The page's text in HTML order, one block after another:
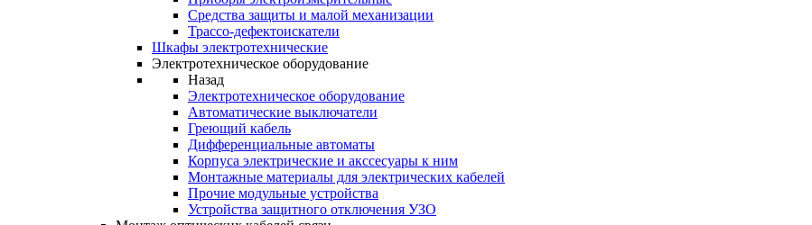
Средства защиты и малой механизации
Трассо-дефектоискатели
Шкафы электротехнические
Электротехническое оборудование
Назад
Электротехническое оборудование
Автоматические выключатели
Греющий кабель
Дифференциальные автоматы
Корпуса электрические и акссесуары к ним
Монтажные материалы для электрических кабелей
Прочие модульные устройства
Устройства защитного отключения УЗО